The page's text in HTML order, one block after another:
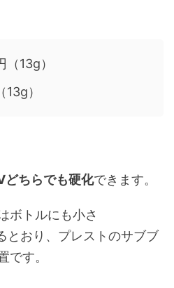
13g）
）
どちらでも硬化できます。
ボトルにも小さ
とおり、プレストのサブブ
です。